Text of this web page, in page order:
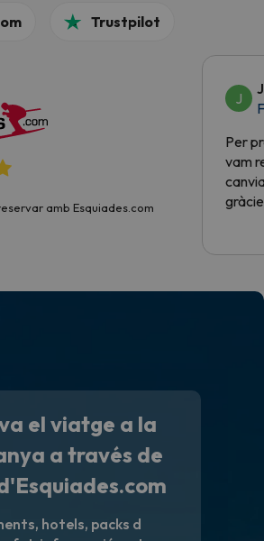
Trustpilot
amb Esquiades.com
J
Per
vam
el viatge a la
a través de
hotels, packs d